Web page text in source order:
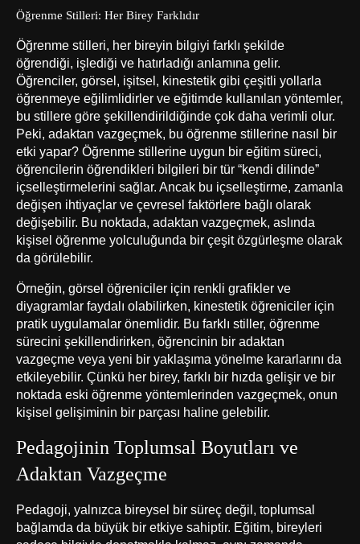
Öğrenme Stilleri: Her Birey Farklıdır
Öğrenme stilleri, her bireyin bilgiyi farklı şekilde
öğrendiği, işlediği ve hatırladığı anlamına gelir.
Öğrenciler, görsel, işitsel, kinestetik gibi çeşitli yollarla
öğrenmeye eğilimlidirler ve eğitimde kullanılan yöntemler,
bu stillere göre şekillendirildiğinde çok daha verimli olur.
Peki, adaktan vazgeçmek, bu öğrenme stillerine nasıl bir
etki yapar? Öğrenme stillerine uygun bir eğitim süreci,
öğrencilerin öğrendikleri bilgileri bir tür “kendi dilinde”
içselleştirmelerini sağlar. Ancak bu içselleştirme, zamanla
değişen ihtiyaçlar ve çevresel faktörlere bağlı olarak
değişebilir. Bu noktada, adaktan vazgeçmek, aslında
kişisel öğrenme yolculuğunda bir çeşit özgürleşme olarak
da görülebilir.
Örneğin, görsel öğreniciler için renkli grafikler ve
diyagramlar faydalı olabilirken, kinestetik öğreniciler için
pratik uygulamalar önemlidir. Bu farklı stiller, öğrenme
sürecini şekillendirirken, öğrencinin bir adaktan
vazgeçme veya yeni bir yaklaşıma yönelme kararlarını da
etkileyebilir. Çünkü her birey, farklı bir hızda gelişir ve bir
noktada eski öğrenme yöntemlerinden vazgeçmek, onun
kişisel gelişiminin bir parçası haline gelebilir.
Pedagojinin Toplumsal Boyutları ve
Adaktan Vazgeçme
Pedagoji, yalnızca bireysel bir süreç değil, toplumsal
bağlamda da büyük bir etkiye sahiptir. Eğitim, bireyleri